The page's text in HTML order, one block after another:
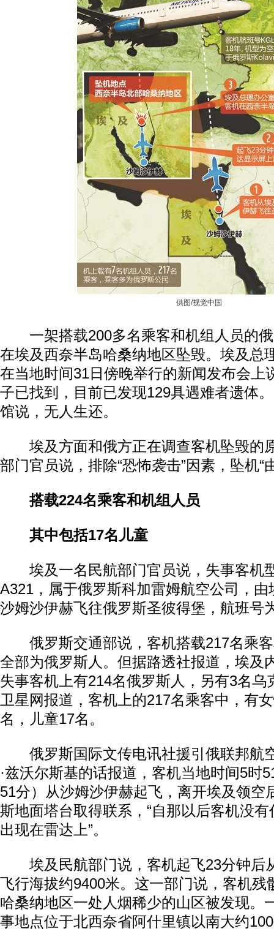
供图/视觉中国
一架搭载200多名乘客和机组人员的俄
在埃及西奈半岛哈桑纳地区坠毁。埃及总
在当地时间31日傍晚举行的新闻发布会上
子已找到，目前已发现129具遇难者遗体
馆说，无人生还。
埃及方面和俄方正在调查客机坠毁的
部门官员说，排除“恐怖袭击”因素，坠机“
搭载224名乘客和机组人员
其中包括17名儿童
埃及一名民航部门官员说，失事客机
A321，属于俄罗斯科加雷姆航空公司，
沙姆沙伊赫飞往俄罗斯圣彼得堡，航班号
俄罗斯交通部说，客机搭载217名乘客
全部为俄罗斯人。但据路透社报道，埃及
失事客机上有214名俄罗斯人，另有3名乌
卫星网报道，客机上的217名乘客中，有
名，儿童17名。
俄罗斯国际文传电讯社援引俄联邦航
·兹沃尔斯基的话报道，客机当地时间5时
51分）从沙姆沙伊赫起飞，离开埃及领空
斯地面塔台取得联系，“自那以后客机没
出现在雷达上”。
埃及民航部门说，客机起飞23分钟后
飞行海拔约9400米。这一部门说，客机残
哈桑纳地区一处人烟稀少的山区被发现。
事地点位于北西奈省阿什里镇以南大约
动物系恋人啊 | 钟欣潼体验爱情哲学 南